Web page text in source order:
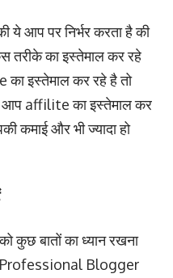
ये आप पर निर्भर करता है की
का इस्तेमाल कर रहे
इस्तेमाल कर रहे है तो
आप affilite का इस्तेमाल कर
कमाई और भी ज्यादा हो
कुछ बातों का ध्यान रखना
Blogger